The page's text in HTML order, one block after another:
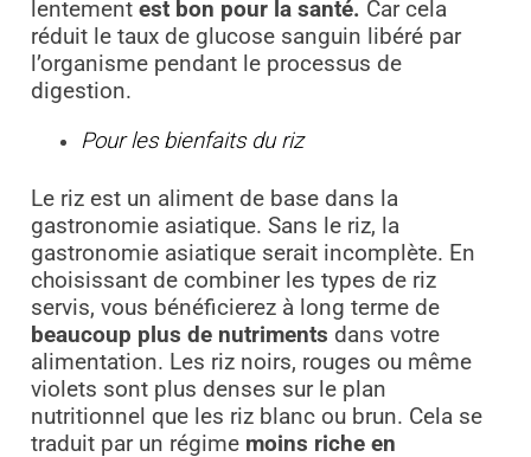
lentement est bon pour la santé. Car cela
réduit le taux de glucose sanguin libéré par
l’organisme pendant le processus de
digestion.
Pour les bienfaits du riz
Le riz est un aliment de base dans la
gastronomie asiatique. Sans le riz, la
gastronomie asiatique serait incomplète. En
choisissant de combiner les types de riz
servis, vous bénéficierez à long terme de
beaucoup plus de nutriments dans votre
alimentation. Les riz noirs, rouges ou même
violets sont plus denses sur le plan
nutritionnel que les riz blanc ou brun. Cela se
traduit par un régime moins riche en